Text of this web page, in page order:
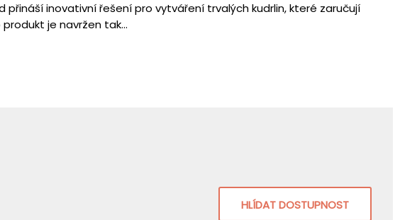
přináší inovativní řešení pro vytváření trvalých kudrlin, které zaručují
je navržen tak...
HLÍDAT DOSTUPNOST